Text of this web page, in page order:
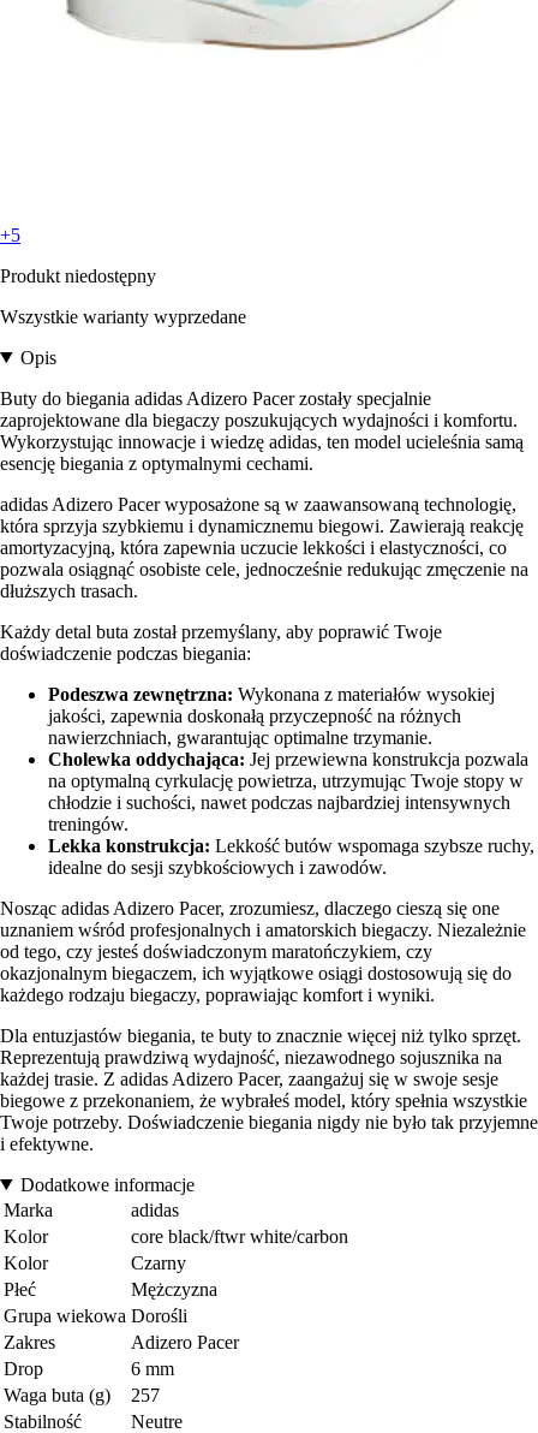
+5
Produkt niedostępny
Wszystkie warianty wyprzedane
Opis
Buty do biegania adidas Adizero Pacer zostały specjalnie
zaprojektowane dla biegaczy poszukujących wydajności i komfortu.
Wykorzystując innowacje i wiedzę adidas, ten model ucieleśnia samą
esencję biegania z optymalnymi cechami.
adidas Adizero Pacer wyposażone są w zaawansowaną technologię,
która sprzyja szybkiemu i dynamicznemu biegowi. Zawierają reakcję
amortyzacyjną, która zapewnia uczucie lekkości i elastyczności, co
pozwala osiągnąć osobiste cele, jednocześnie redukując zmęczenie na
dłuższych trasach.
Każdy detal buta został przemyślany, aby poprawić Twoje
doświadczenie podczas biegania:
Podeszwa zewnętrzna: Wykonana z materiałów wysokiej
jakości, zapewnia doskonałą przyczepność na różnych
nawierzchniach, gwarantując optimalne trzymanie.
Cholewka oddychająca: Jej przewiewna konstrukcja pozwala
na optymalną cyrkulację powietrza, utrzymując Twoje stopy w
chłodzie i suchości, nawet podczas najbardziej intensywnych
treningów.
Lekka konstrukcja: Lekkość butów wspomaga szybsze ruchy,
idealne do sesji szybkościowych i zawodów.
Nosząc adidas Adizero Pacer, zrozumiesz, dlaczego cieszą się one
uznaniem wśród profesjonalnych i amatorskich biegaczy. Niezależnie
od tego, czy jesteś doświadczonym maratończykiem, czy
okazjonalnym biegaczem, ich wyjątkowe osiągi dostosowują się do
każdego rodzaju biegaczy, poprawiając komfort i wyniki.
Dla entuzjastów biegania, te buty to znacznie więcej niż tylko sprzęt.
Reprezentują prawdziwą wydajność, niezawodnego sojusznika na
każdej trasie. Z adidas Adizero Pacer, zaangażuj się w swoje sesje
biegowe z przekonaniem, że wybrałeś model, który spełnia wszystkie
Twoje potrzeby. Doświadczenie biegania nigdy nie było tak przyjemne
i efektywne.
Dodatkowe informacje
Marka
adidas
Kolor
core black/ftwr white/carbon
Kolor
Czarny
Płeć
Mężczyzna
Grupa wiekowa Dorośli
Zakres
Adizero Pacer
Drop
6 mm
Waga buta (g)
257
Stabilność
Neutre